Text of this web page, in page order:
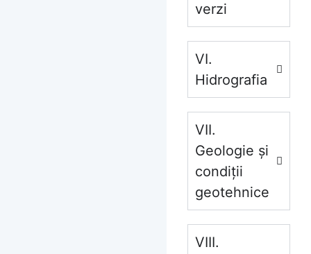
verzi
VI.
Hidrografia
VII.
Geologie și
condiții
geotehnice
VIII.